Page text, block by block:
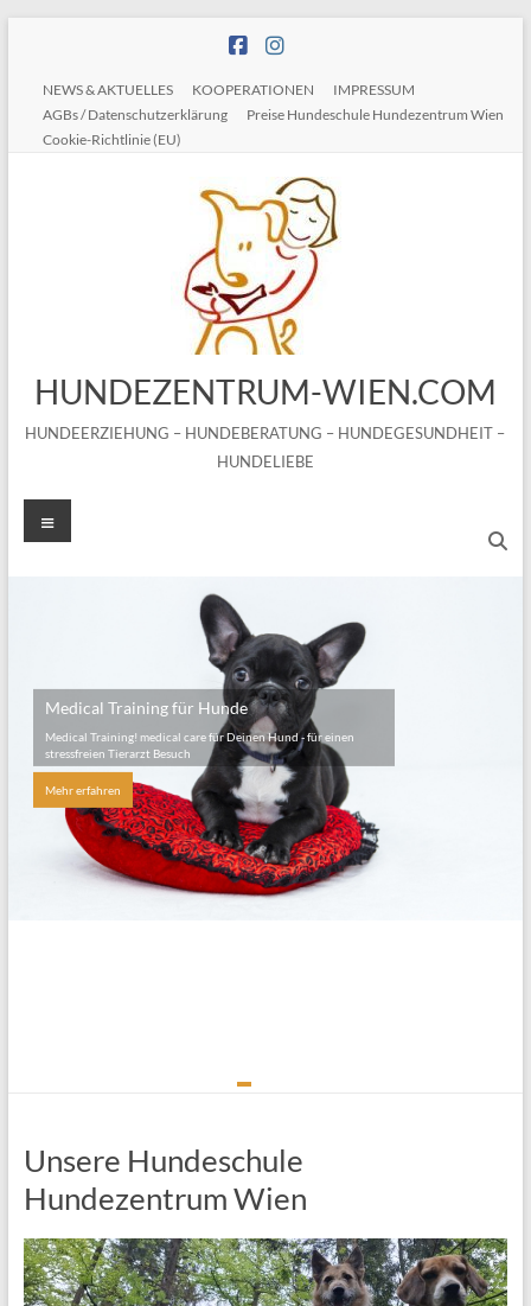
NEWS & AKTUELLES KOOPERATIONEN
IMPRESSUM
AGBs / Datenschutzerklärung
Preise Hundeschule Hundezentrum Wien
Cookie-Richtlinie (EU)
HUNDEZENTRUM-WIEN.COM
HUNDEERZIEHUNG – HUNDEBERATUNG – HUNDEGESUNDHEIT –
HUNDELIEBE
Menü
Medical Training für Hunde
Medical Training! medical care für Deinen Hund - für einen
stressfreien Tierarzt Besuch
Mehr erfahren
Unsere Hundeschule
Hundezentrum Wien